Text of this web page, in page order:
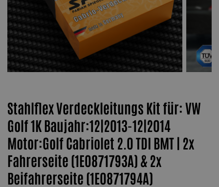
Stahlflex Verdeckleitungs Kit für: VW
Golf 1K Baujahr:12|2013-12|2014
Motor:Golf Cabriolet 2.0 TDI BMT | 2x
Fahrerseite (1E0871793A) & 2x
Beifahrerseite (1E0871794A)